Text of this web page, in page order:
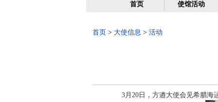
首页 使馆活动
首页 > 大使信息 > 活动
3月20日，方遒大使会见希腊海